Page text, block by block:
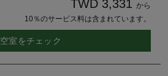
TWD 3,331 から
10％のサービス料は含まれています。
空室をチェック